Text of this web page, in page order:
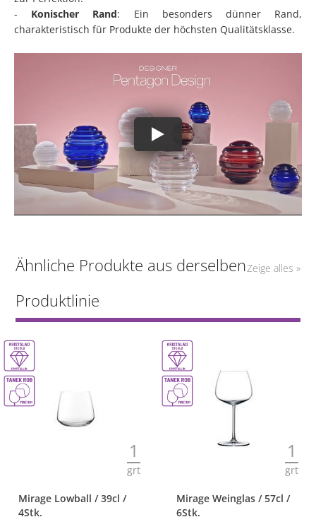
- Konischer Rand: Ein besonders dünner Rand,
charakteristisch für Produkte der höchsten Qualitätsklasse.
Ähnliche Produkte aus derselben
Produktlinie
Zeige alles »
1
grt
Mirage Lowball / 39cl /
4Stk.
1
grt
Mirage Weinglas / 57cl /
6Stk.